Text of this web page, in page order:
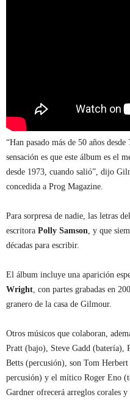
“Han pasado más de 50 años desde
sensación es que este álbum es el
desde 1973, cuando salió”, dijo
concedida a Prog Magazine.
Para sorpresa de nadie, las letras
escritora Polly Samson, y que
décadas para escribir.
El álbum incluye una aparición
Wright, con partes grabadas en
granero de la casa de Gilmour.
Otros músicos que colaboran,
Pratt (bajo), Steve Gadd (batería),
Betts (percusión), son Tom
percusión) y el mítico Roger Eno
Gardner ofrecerá arreglos corales y